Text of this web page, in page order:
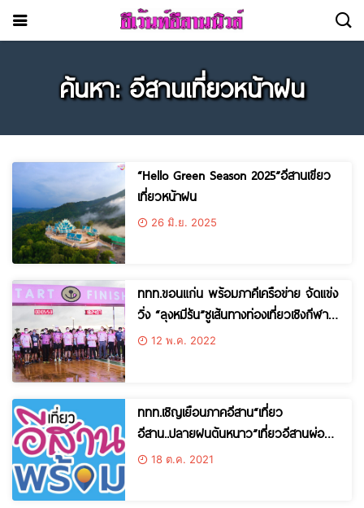
ค้นหา: อีสานเที่ยวหน้าฝน
“Hello Green Season 2025”อีสานเขียว
เที่ยวหน้าฝน
26 มิ.ย. 2025
ททท.ขอนแก่น พร้อมภาคีเครือข่าย จัดแข่ง
วิ่ง “ลุงหมีรัน”ชูเส้นทางท่องเที่ยวเชิงกีฬา
เชื่อมโยงสู่อาหารท้องถิ่น
12 พ.ค. 2022
ททท.เชิญเยือนภาคอีสาน“เที่ยว
อีสาน..ปลายฝนต้นหนาว”เที่ยวอีสานผ่อน
คลายแบบNew Normal
18 ต.ค. 2021